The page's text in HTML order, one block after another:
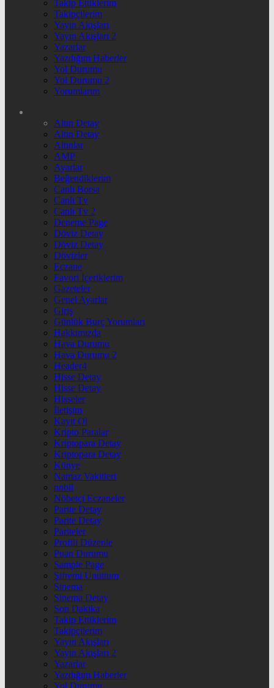
Takip Ettiklerim
Takipçilerim
Yayın Akışları
Yayın Akışları 2
Yazarlar
Yazdığım Haberler
Yol Durumu
Yol Durumu 2
Yorumlarım
Altın Detay
Altın Detay
Altınlar
AMP
Ayarlar
Beğendiklerim
Canlı Borsa
Canlı Tv
Canlı Tv 2
Deneme Page
Döviz Detay
Döviz Detay
Dövizler
Eczane
Favori İçeriklerim
Gazeteler
Genel Ayarlar
Giriş
Günlük Burç Yorumları
Hakkımızda
Hava Durumu
Hava Durumu 2
Header4
Hisse Detay
Hisse Detay
Hisseler
İletişim
Kayıt Ol
Kripto Paralar
Kriptopara Detay
Kriptopara Detay
Künye
Namaz Vakitleri
nnbil
Nöbetçi Eczaneler
Parite Detay
Parite Detay
Pariteler
Profili Düzenle
Puan Durumu
Sample Page
Şifremi Unuttum
Sinema
Sinema Detay
Son Dakika
Takip Ettiklerim
Takipçilerim
Yayın Akışları
Yayın Akışları 2
Yazarlar
Yazdığım Haberler